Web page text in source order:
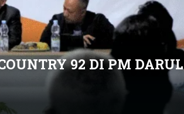
92 DI PM DARUL